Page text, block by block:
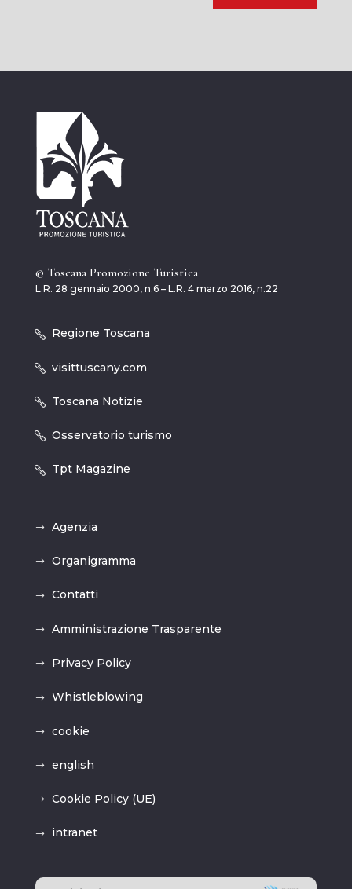
© Toscana Promozione Turistica
L.R. 28 gennaio 2000, n.6 – L.R. 4 marzo 2016, n.22
Regione Toscana
visittuscany.com
Toscana Notizie
Osservatorio turismo
Tpt Magazine
Agenzia
Organigramma
Contatti
Amministrazione Trasparente
Privacy Policy
Whistleblowing
cookie
english
Cookie Policy (UE)
intranet